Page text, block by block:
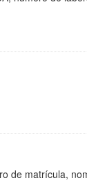
de matrícula,